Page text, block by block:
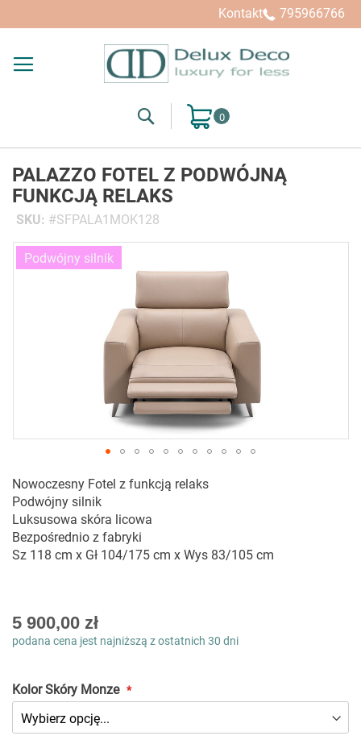
Kontakt 795966766
SearchMój koszyk
PALAZZO FOTEL Z PODWÓJNĄ
FUNKCJĄ RELAKS
SKU
SFPALA1MOK128
Przejdź
na
na
początek
galerii
Podwójny silnik
Nowoczesny Fotel z funkcją relaks
Podwójny silnik
Luksusowa skóra licowa
Bezpośrednio z fabryki
Sz 118 cm x Gł 104/175 cm x Wys 83/105 cm
As
low
5 900,00 zł
podana cena jest najniższą z ostatnich 30 dni
Kolor Skóry Monze